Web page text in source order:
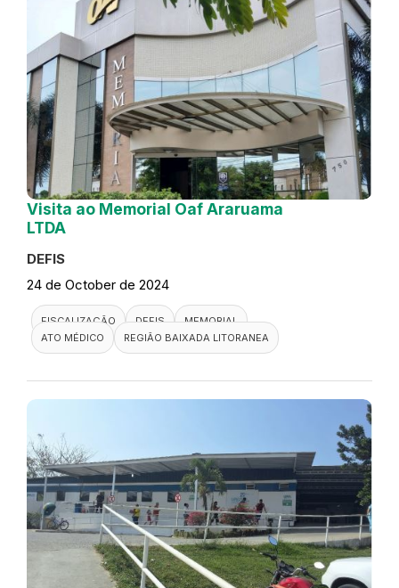
Visita ao Memorial Oaf Araruama
LTDA
DEFIS
24 de October de 2024
FISCALIZAÇÃO DEFIS
MEMORIAL
ATO MÉDICO
REGIÃO BAIXADA LITORANEA